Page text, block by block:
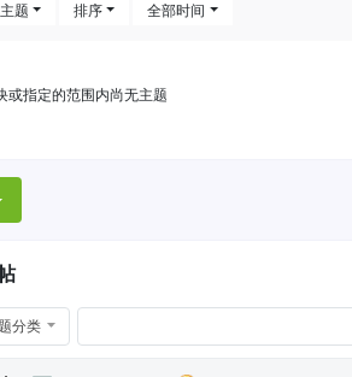
题 排序 全部时间
或指定的范围内尚无主题
分类